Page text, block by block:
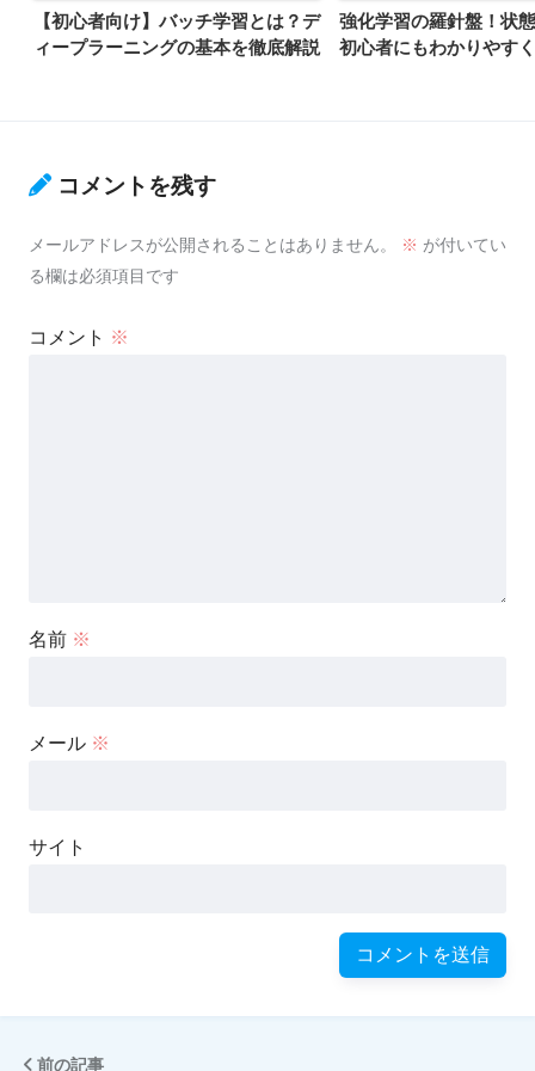
【初心者向け】バッチ学習とは？デ
ィープラーニングの基本を徹底解説
強化学習の羅針盤！状
初心者にもわかりやす
コメントを残す
メールアドレスが公開されることはありません。 ※ が付いてい
る欄は必須項目です
コメント ※
名前 ※
メール ※
サイト
前の記事